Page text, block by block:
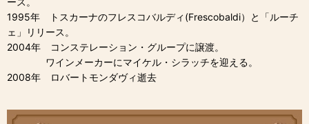
1995年 トスカーナのフレスコバルディ(Frescobaldi）と「ルーチ
ェ」リリース。
2004年 コンステレーション・グループに譲渡。
ワインメーカーにマイケル・シラッチを迎える。
2008年 ロバートモンダヴィ逝去